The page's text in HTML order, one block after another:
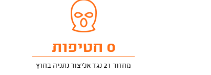
0 חטיפות
מחזור 21 נגד אליצור נתניה בחוץ